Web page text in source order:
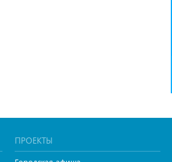
ПРОЕКТЫ